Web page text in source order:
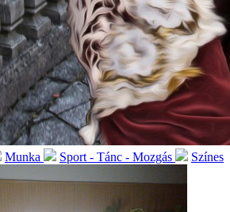
Munka Sport - Tánc - Mozgás Színes